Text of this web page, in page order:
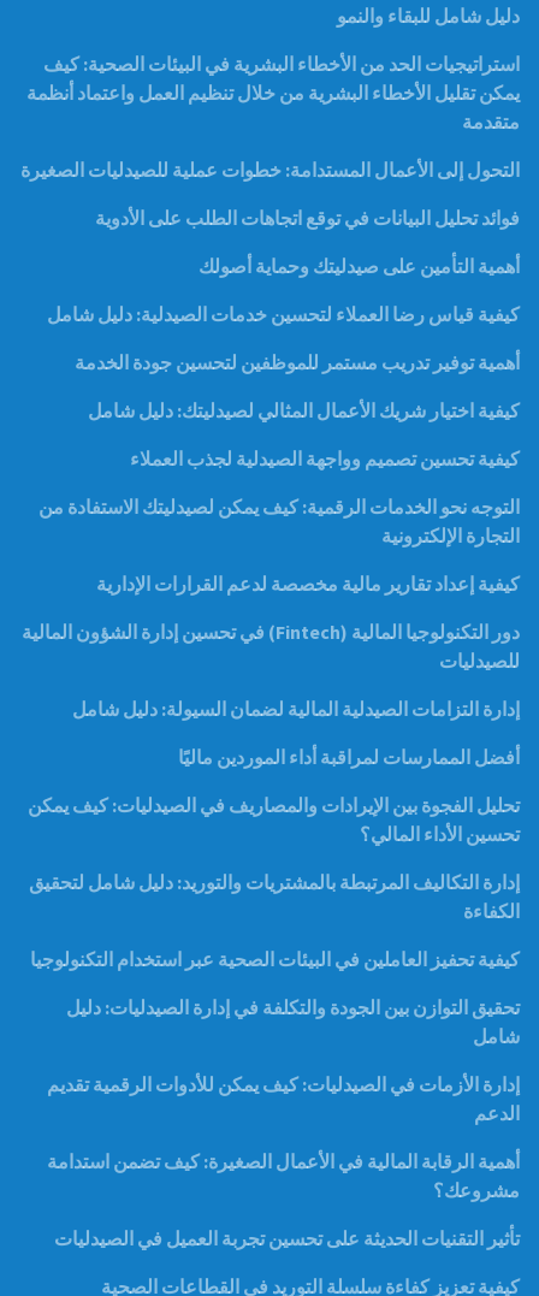
دليل شامل للبقاء والنمو
استراتيجيات الحد من الأخطاء البشرية في البيئات الصحية: كيف
يمكن تقليل الأخطاء البشرية من خلال تنظيم العمل واعتماد أنظمة
متقدمة
التحول إلى الأعمال المستدامة: خطوات عملية للصيدليات الصغيرة
فوائد تحليل البيانات في توقع اتجاهات الطلب على الأدوية
أهمية التأمين على صيدليتك وحماية أصولك
كيفية قياس رضا العملاء لتحسين خدمات الصيدلية: دليل شامل
أهمية توفير تدريب مستمر للموظفين لتحسين جودة الخدمة
كيفية اختيار شريك الأعمال المثالي لصيدليتك: دليل شامل
كيفية تحسين تصميم وواجهة الصيدلية لجذب العملاء
التوجه نحو الخدمات الرقمية: كيف يمكن لصيدليتك الاستفادة من
التجارة الإلكترونية
كيفية إعداد تقارير مالية مخصصة لدعم القرارات الإدارية
دور التكنولوجيا المالية (Fintech) في تحسين إدارة الشؤون المالية
للصيدليات
إدارة التزامات الصيدلية المالية لضمان السيولة: دليل شامل
أفضل الممارسات لمراقبة أداء الموردين ماليًا
تحليل الفجوة بين الإيرادات والمصاريف في الصيدليات: كيف يمكن
تحسين الأداء المالي؟
إدارة التكاليف المرتبطة بالمشتريات والتوريد: دليل شامل لتحقيق
الكفاءة
كيفية تحفيز العاملين في البيئات الصحية عبر استخدام التكنولوجيا
تحقيق التوازن بين الجودة والتكلفة في إدارة الصيدليات: دليل
شامل
إدارة الأزمات في الصيدليات: كيف يمكن للأدوات الرقمية تقديم
الدعم
أهمية الرقابة المالية في الأعمال الصغيرة: كيف تضمن استدامة
مشروعك؟
تأثير التقنيات الحديثة على تحسين تجربة العميل في الصيدليات
كيفية تعزيز كفاءة سلسلة التوريد في القطاعات الصحية